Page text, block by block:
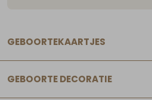
GEBOORTEKAARTJES
GEBOORTE DECORATIE